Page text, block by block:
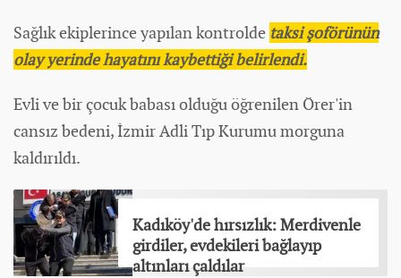
Sağlık ekiplerince yapılan kontrolde taksi şoförünün
olay yerinde hayatını kaybettiği belirlendi.
Evli ve bir çocuk babası olduğu öğrenilen Örer'in
cansız bedeni, İzmir Adli Tıp Kurumu morguna
kaldırıldı.
Kadıköy'de hırsızlık: Merdivenle
girdiler, evdekileri bağlayıp
altınları çaldılar